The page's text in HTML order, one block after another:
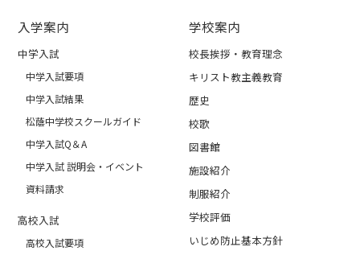
入学案内
中学入試
中学入試要項
中学入試結果
松蔭中学校スクールガイド
中学入試Q＆A
中学入試 説明会・イベント
資料請求
高校入試
高校入試要項
学校案内
校長挨拶・教育理念
キリスト教主義教育
歴史
校歌
図書館
施設紹介
制服紹介
学校評価
いじめ防止基本方針